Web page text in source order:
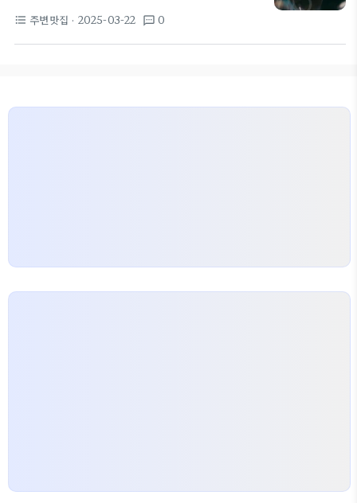
더합니다. 다양한 메뉴와 독특한 인테리어로 고객의
마음을 사로잡고 있습니다.
국수 정찬: 다양한 메
format_list_bulleted 주변맛집 · 2025-03-22 textsms 0